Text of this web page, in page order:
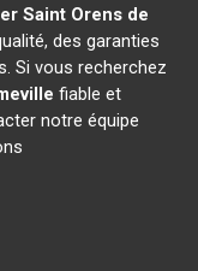
Saint Orens de
des garanties
Si vous recherchez
fiable et
notre équipe